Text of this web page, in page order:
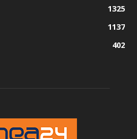
1325
1137
402